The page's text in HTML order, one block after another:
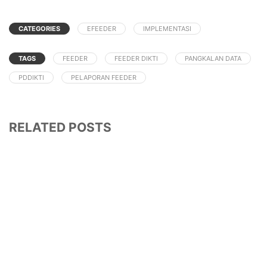
CATEGORIES EFEEDER IMPLEMENTASI
TAGS FEEDER FEEDER DIKTI PANGKALAN DATA
PDDIKTI PELAPORAN FEEDER
RELATED POSTS